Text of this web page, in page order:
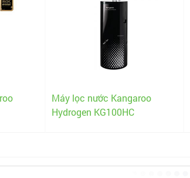
Máy lọc nước Kangaroo
Hydrogen KG100HC